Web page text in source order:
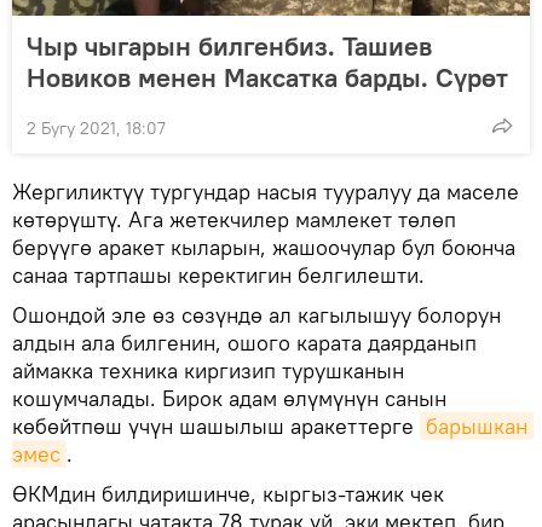
Чыр чыгарын билгенбиз. Ташиев
Новиков менен Максатка барды. Сүрөт
2 Бугу 2021, 18:07
Жергиликтүү тургундар насыя тууралуу да маселе
көтөрүштү. Ага жетекчилер мамлекет төлөп
берүүгө аракет кыларын, жашоочулар бул боюнча
санаа тартпашы керектигин белгилешти.
Ошондой эле өз сөзүндө ал кагылышуу болорун
алдын ала билгенин, ошого карата даярданып
аймакка техника киргизип турушканын
кошумчалады. Бирок адам өлүмүнүн санын
көбөйтпөш үчүн шашылыш аракеттерге барышкан
эмес .
ӨКМдин билдиришинче, кыргыз-тажик чек